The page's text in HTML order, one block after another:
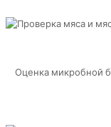
Оценка микробной